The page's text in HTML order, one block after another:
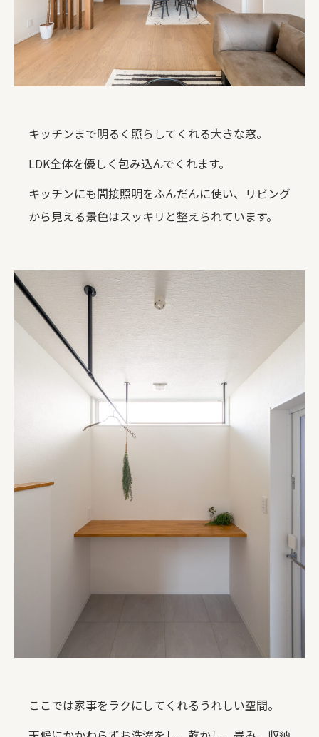
キッチンまで明るく照らしてくれる大きな窓。
LDK全体を優しく包み込んでくれます。
キッチンにも間接照明をふんだんに使い、リビング
から見える景色はスッキリと整えられています。
ここでは家事をラクにしてくれるうれしい空間。